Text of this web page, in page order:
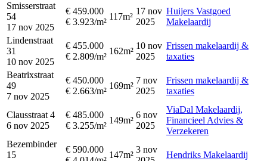
Smisserstraat
54
17 nov 2025
€ 459.000
€ 3.923/m²
117m²
17 nov
2025
Huijers Vastgoed
Makelaardij
Lindenstraat
31
10 nov 2025
€ 455.000
€ 2.809/m²
162m²
10 nov
2025
Frissen makelaardij &
taxaties
Beatrixstraat
49
7 nov 2025
€ 450.000
€ 2.663/m²
169m²
7 nov
2025
Frissen makelaardij &
taxaties
Clausstraat 4
6 nov 2025
€ 485.000
€ 3.255/m²
149m²
6 nov
2025
ViaDal Makelaardij,
Financieel Advies &
Verzekeren
Bezembinder
15
€ 590.000
147m²
3 nov
Hendriks Makelaardij